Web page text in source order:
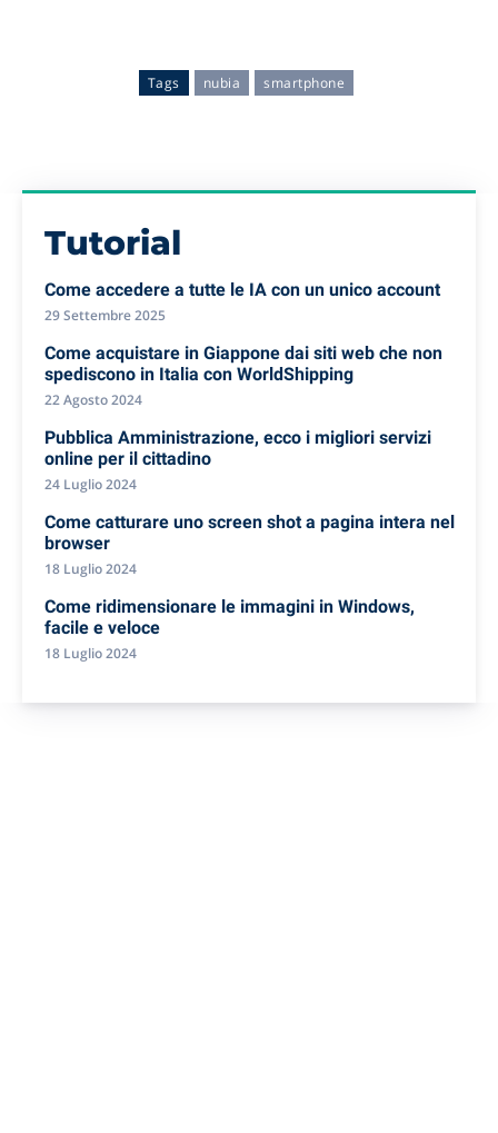
Tags nubia smartphone
Tutorial
Come accedere a tutte le IA con un unico account
29 Settembre 2025
Come acquistare in Giappone dai siti web che non
spediscono in Italia con WorldShipping
22 Agosto 2024
Pubblica Amministrazione, ecco i migliori servizi
online per il cittadino
24 Luglio 2024
Come catturare uno screen shot a pagina intera nel
browser
18 Luglio 2024
Come ridimensionare le immagini in Windows,
facile e veloce
18 Luglio 2024